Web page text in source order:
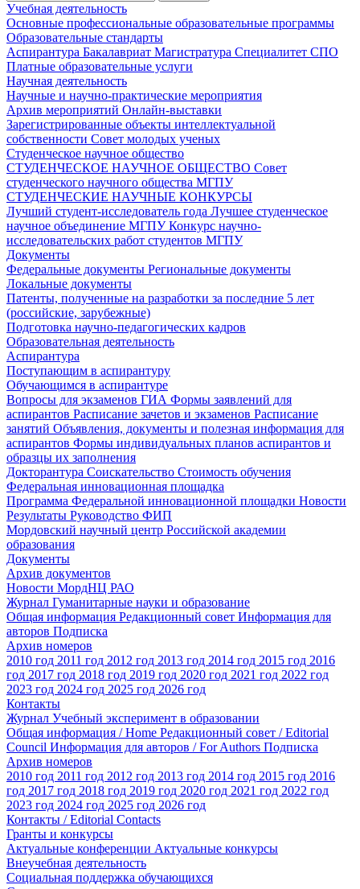
Учебная деятельность
Основные профессиональные образовательные программы
Образовательные стандарты
Аспирантура Бакалавриат Магистратура Специалитет СПО
Платные образовательные услуги
Научная деятельность
Научные и научно-практические мероприятия
Архив мероприятий Онлайн-выставки
Зарегистрированные объекты интеллектуальной
собственности Совет молодых ученых
Студенческое научное общество
СТУДЕНЧЕСКОЕ НАУЧНОЕ ОБЩЕСТВО Совет
студенческого научного общества МГПУ
СТУДЕНЧЕСКИЕ НАУЧНЫЕ КОНКУРСЫ
Лучший студент-исследователь года Лучшее студенческое
научное объединение МГПУКонкурс научно-
исследовательских работ студентов МГПУ
Документы
Федеральные документы Региональные документы
Локальные документы
Патенты, полученные на разработки за последние 5 лет
(российские, зарубежные)
Подготовка научно-педагогических кадров
Образовательная деятельность
Аспирантура
Поступающим в аспирантуру
Обучающимся в аспирантуре
Вопросы для экзаменов ГИА Формы заявлений для
аспирантов Расписание зачетов и экзаменов Расписание
занятий Объявления, документы и полезная информация для
аспирантов Формы индивидуальных планов аспирантов и
образцы их заполнения
Докторантура Соискательство Стоимость обучения
Федеральная инновационная площадка
Программа Федеральной инновационной площадки Новости
Результаты Руководство ФИП
Мордовский научный центр Российской академии
образования
Документы
Архив документов
Новости МордНЦ РАО
Журнал Гуманитарные науки и образование
Общая информация Редакционный совет Информация для
авторов Подписка
Архив номеров
2010 год 2011 год 2012 год 2013 год 2014 год 2015 год 2016
год 2017 год 2018 год 2019 год 2020 год 2021 год 2022 год
2023 год 2024 год 2025 год 2026 год
Контакты
Журнал Учебный эксперимент в образовании
Общая информация / Home Редакционный совет / Editorial
Council Информация для авторов / For Authors Подписка
Архив номеров
2010 год 2011 год 2012 год 2013 год 2014 год 2015 год 2016
год 2017 год 2018 год 2019 год 2020 год 2021 год 2022 год
2023 год 2024 год 2025 год 2026 год
Контакты / Editorial Contacts
Гранты и конкурсы
Актуальные конференции Актуальные конкурсы
Внеучебная деятельность
Социальная поддержка обучающихся